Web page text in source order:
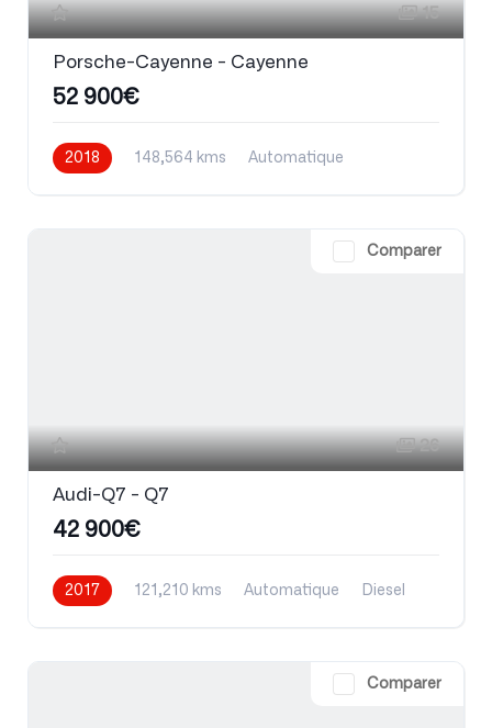
15
Porsche-Cayenne - Cayenne
52 900€
2018 148,564 kms
Automatique
Comparer
26
Audi-Q7 - Q7
42 900€
2017 121,210 kms Automatique Diesel
Comparer